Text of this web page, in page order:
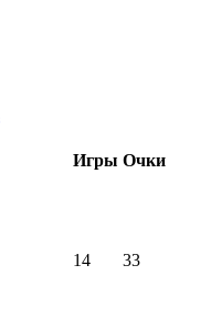
Игры Очки
14 33